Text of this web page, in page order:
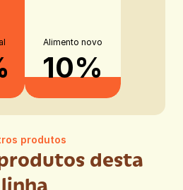
Alimento novo
10%
produtos
desta
linha